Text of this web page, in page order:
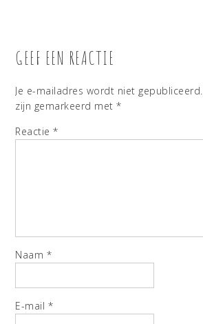
GEEF EEN REACTIE
Je e-mailadres wordt niet gepubliceerd.
zijn gemarkeerd met*
Reactie*
Naam *
E-mail *